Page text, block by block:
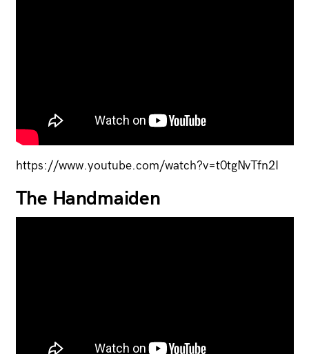
https://www.youtube.com/watch?v=t0tgNvTfn2I
The Handmaiden